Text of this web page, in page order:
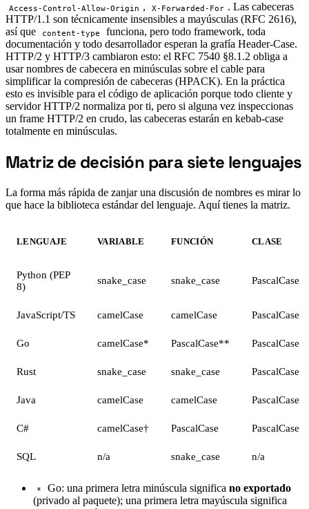
Access-Control-Allow-Origin , X-Forwarded-For . Las cabeceras
HTTP/1.1 son técnicamente insensibles a mayúsculas (RFC 2616),
así que
content-type
funciona, pero todo framework, toda
documentación y todo desarrollador esperan la grafía Header-Case.
HTTP/2 y HTTP/3 cambiaron esto: el RFC 7540 §8.1.2 obliga a
usar nombres de cabecera en minúsculas sobre el cable para
simplificar la compresión de cabeceras (HPACK). En la práctica
esto es invisible para el código de aplicación porque todo cliente y
servidor HTTP/2 normaliza por ti, pero si alguna vez inspeccionas
un frame HTTP/2 en crudo, las cabeceras estarán en kebab-case
totalmente en minúsculas.
#
Matriz de decisión para siete lenguajes
La forma más rápida de zanjar una discusión de nombres es mirar lo
que hace la biblioteca estándar del lenguaje. Aquí tienes la matriz.
LENGUAJE VARIABLE FUNCIÓN CLASE
Python (PEP
8)
snake_case snake_case PascalCase
JavaScript/TS camelCase camelCase PascalCase
Go camelCase* PascalCase** PascalCase
Rust snake_case snake_case PascalCase
Java camelCase camelCase PascalCase
C# camelCase† PascalCase PascalCase
SQL n/a snake_case n/a
* Go: una primera letra minúscula significa no exportado
(privado al paquete); una primera letra mayúscula significa